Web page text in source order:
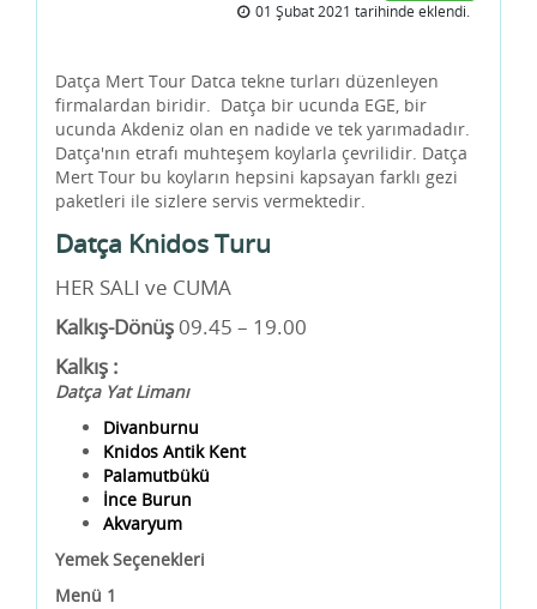
01 Şubat 2021 tarihinde eklendi.
Datça Mert Tour Datca tekne turları düzenleyen
firmalardan biridir. Datça bir ucunda EGE, bir
ucunda Akdeniz olan en nadide ve tek yarımadadır.
Datça'nın etrafı muhteşem koylarla çevrilidir. Datça
Mert Tour bu koyların hepsini kapsayan farklı gezi
paketleri ile sizlere servis vermektedir.
Datça Knidos Turu
HER SALI ve CUMA
Kalkış-Dönüş 09.45 – 19.00
Kalkış :
Datça Yat Limanı
Divanburnu
Knidos Antik Kent
Palamutbükü
İnce Burun
Akvaryum
Yemek Seçenekleri
Menü 1